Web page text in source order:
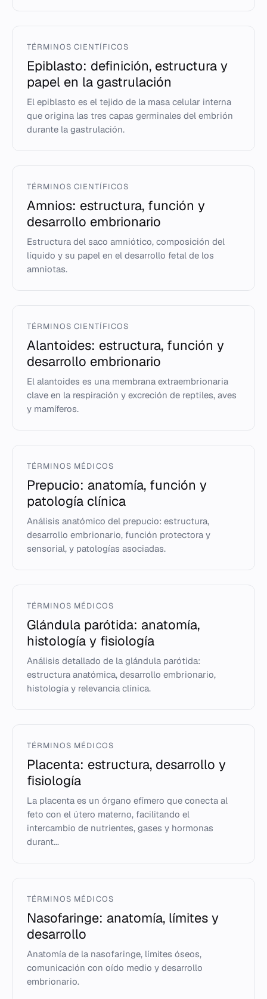
TÉRMINOS CIENTÍFICOS
Epiblasto: definición, estructura y
papel en la gastrulación
El epiblasto es el tejido de la masa celular interna
que origina las tres capas germinales del embrión
durante la gastrulación.
TÉRMINOS CIENTÍFICOS
Amnios: estructura, función y
desarrollo embrionario
Estructura del saco amniótico, composición del
líquido y su papel en el desarrollo fetal de los
amniotas.
TÉRMINOS CIENTÍFICOS
Alantoides: estructura, función y
desarrollo embrionario
El alantoides es una membrana extraembrionaria
clave en la respiración y excreción de reptiles, aves
y mamíferos.
TÉRMINOS MÉDICOS
Prepucio: anatomía, función y
patología clínica
Análisis anatómico del prepucio: estructura,
desarrollo embrionario, función protectora y
sensorial, y patologías asociadas.
TÉRMINOS MÉDICOS
Glándula parótida: anatomía,
histología y fisiología
Análisis detallado de la glándula parótida:
estructura anatómica, desarrollo embrionario,
histología y relevancia clínica.
TÉRMINOS MÉDICOS
Placenta: estructura, desarrollo y
fisiología
La placenta es un órgano efímero que conecta al
feto con el útero materno, facilitando el
intercambio de nutrientes, gases y hormonas
durant...
TÉRMINOS MÉDICOS
Nasofaringe: anatomía, límites y
desarrollo
Anatomía de la nasofaringe, límites óseos,
comunicación con oído medio y desarrollo
embrionario.